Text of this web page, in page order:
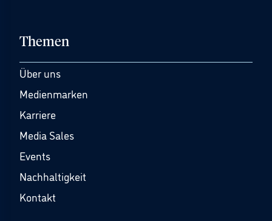
Themen
Über uns
Medienmarken
Karriere
Media Sales
Events
Nachhaltigkeit
Kontakt